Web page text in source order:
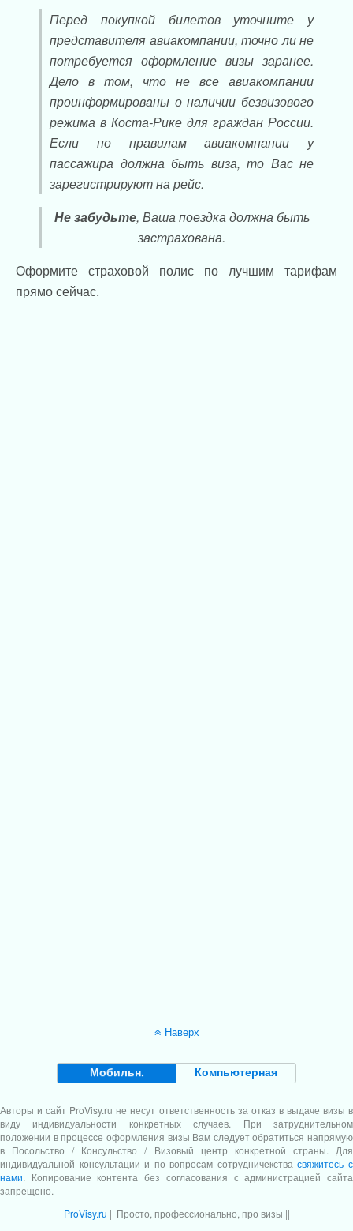
Перед покупкой билетов уточните у
представителя авиакомпании, точно ли не
потребуется оформление визы заранее.
Дело в том, что не все авиакомпании
проинформированы о наличии безвизового
режима в Коста-Рике для граждан России.
Если по правилам авиакомпании у
пассажира должна быть виза, то Вас не
зарегистрируют на рейс.
Не забудьте, Ваша поездка должна быть
застрахована.
Оформите страховой полис по лучшим тарифам
прямо сейчас.
Наверх
Мобильн. Компьютерная
Авторы и сайт ProVisy.ru не несут ответственность за отказ в выдаче визы в
виду индивидуальности конкретных случаев. При затруднительном
положении в процессе оформления визы Вам следует обратиться напрямую
в Посольство / Консульство / Визовый центр конкретной страны. Для
индивидуальной консультации и по вопросам сотрудничекствасвяжитесь с
нами. Копирование контента без согласования с администрацией сайта
запрещено.
ProVisy.ru || Просто, профессионально, про визы ||